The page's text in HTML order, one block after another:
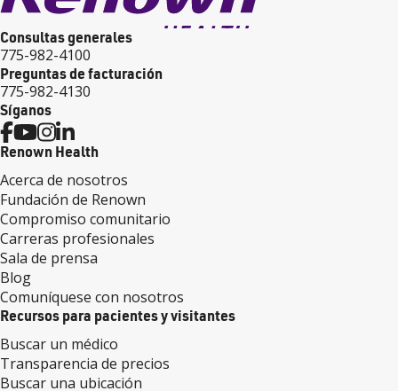
Consultas generales
775-982-4100
Preguntas de facturación
775-982-4130
Síganos
Renown Health
Acerca de nosotros
Fundación de Renown
Compromiso comunitario
Carreras profesionales
Sala de prensa
Blog
Comuníquese con nosotros
Recursos para pacientes y visitantes
Buscar un médico
Transparencia de precios
Buscar una ubicación